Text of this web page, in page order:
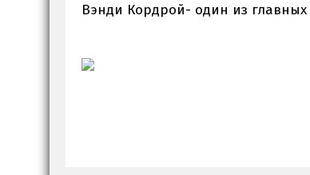
Вэнди Кордрой- один из